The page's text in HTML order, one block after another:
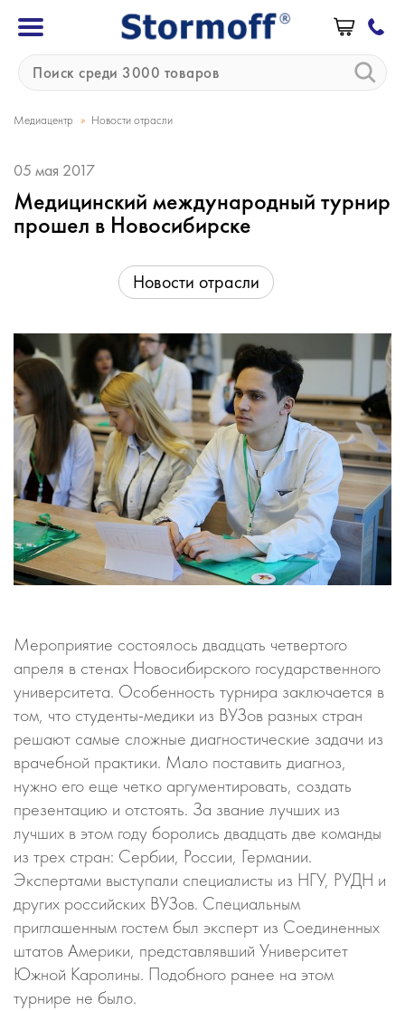
Медиацентр » Новости отрасли
05 мая 2017
Медицинский международный турнир
прошел в Новосибирске
Новости отрасли
Мероприятие состоялось двадцать четвертого
апреля в стенах Новосибирского государственного
университета. Особенность турнира заключается в
том, что студенты-медики из ВУЗов разных стран
решают самые сложные диагностические задачи из
врачебной практики. Мало поставить диагноз,
нужно его еще четко аргументировать, создать
презентацию и отстоять. За звание лучших из
лучших в этом году боролись двадцать две команды
из трех стран: Сербии, России, Германии.
Экспертами выступали специалисты из НГУ, РУДН и
других российских ВУЗов. Специальным
приглашенным гостем был эксперт из Соединенных
штатов Америки, представлявший Университет
Южной Каролины. Подобного ранее на этом
турнире не было.